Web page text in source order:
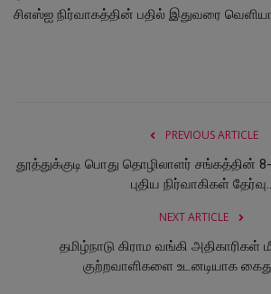
சிஎஸ்ஐ நிர்வாகத்தின் பதில் இதுவரை
PREVIOUS ARTICLE
தூத்துக்குடி பொது தொழிலாளர் சங்கத்தின்
புதிய நிர்வாகிகள்
NEXT ARTICLE
தமிழ்நாடு கிராம வங்கி அதிகாரிகள்
குற்றவாளிகளை உடனடியாக